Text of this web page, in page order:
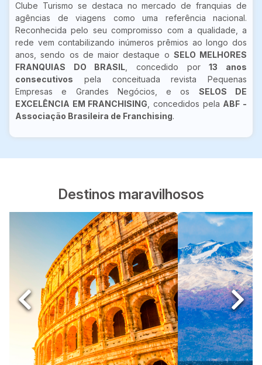
Clube Turismo se destaca no mercado de franquias de
agências de viagens como uma referência nacional.
Reconhecida pelo seu compromisso com a qualidade, a
rede vem contabilizando inúmeros prêmios ao longo dos
anos, sendo os de maior destaque o SELO MELHORES
FRANQUIAS DO BRASIL, concedido por13 anos
consecutivos pela conceituada revista Pequenas
Empresas e Grandes Negócios, e os SELOS DE
EXCELÊNCIA EM FRANCHISING, concedidos pela ABF -
Associação Brasileira de Franchising.
Destinos maravilhosos